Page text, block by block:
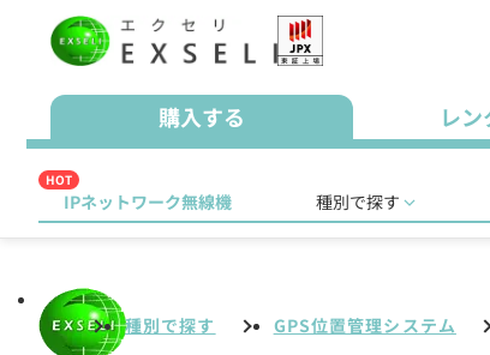
購入する レ
HOT
IPネットワーク無線機 種別で探す
種別で探す GPS位置管理システム